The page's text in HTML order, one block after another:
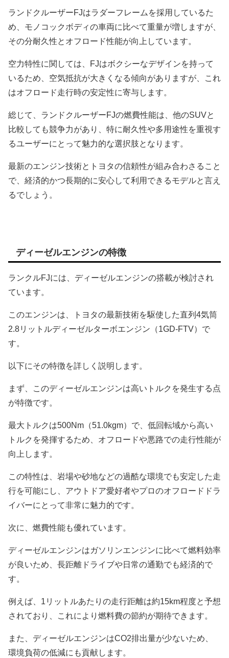
ランドクルーザーFJはラダーフレームを採用しているた
め、モノコックボディの車両に比べて重量が増しますが、
その分耐久性とオフロード性能が向上しています。
空力特性に関しては、FJはボクシーなデザインを持って
いるため、空気抵抗が大きくなる傾向がありますが、これ
はオフロード走行時の安定性に寄与します。
総じて、ランドクルーザーFJの燃費性能は、他のSUVと
比較しても競争力があり、特に耐久性や多用途性を重視す
るユーザーにとって魅力的な選択肢となります。
最新のエンジン技術とトヨタの信頼性が組み合わさること
で、経済的かつ長期的に安心して利用できるモデルと言え
るでしょう。
ディーゼルエンジンの特徴
ランクルFJには、ディーゼルエンジンの搭載が検討され
ています。
このエンジンは、トヨタの最新技術を駆使した直列4気筒
2.8リットルディーゼルターボエンジン（1GD-FTV）で
す。
以下にその特徴を詳しく説明します。
まず、このディーゼルエンジンは高いトルクを発生する点
が特徴です。
最大トルクは500Nm（51.0kgm）で、低回転域から高い
トルクを発揮するため、オフロードや悪路での走行性能が
向上します。
この特性は、岩場や砂地などの過酷な環境でも安定した走
行を可能にし、アウトドア愛好者やプロのオフロードドラ
イバーにとって非常に魅力的です。
次に、燃費性能も優れています。
ディーゼルエンジンはガソリンエンジンに比べて燃料効率
が良いため、長距離ドライブや日常の通勤でも経済的で
す。
例えば、1リットルあたりの走行距離は約15km程度と予想
されており、これにより燃料費の節約が期待できます。
また、ディーゼルエンジンはCO2排出量が少ないため、
環境負荷の低減にも貢献します。